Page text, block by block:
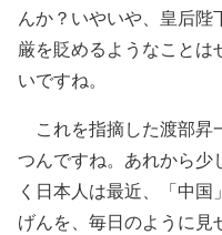
んか？いやいや、皇后
厳を貶めるようなことは
いですね。
これを指摘した渡部昇
つんですね。あれから少
く日本人は最近、「中
げんを、毎日のように見